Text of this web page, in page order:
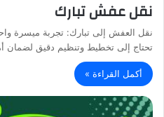
نقل عفش تبارك
نقل العفش إلى تبارك: تجربة ميسرة
تحتاج إلى تخطيط وتنظيم دقيق لضمان
أكمل القراءة »